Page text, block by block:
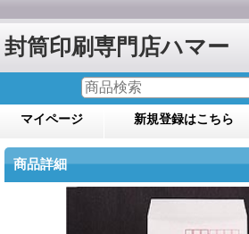
封筒印刷専門店ハマー
マイページ 新規登録はこちら
商品詳細